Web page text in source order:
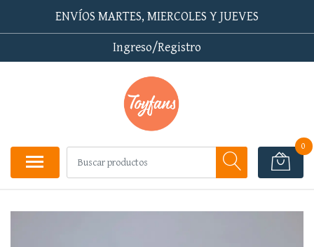
ENVÍOS MARTES, MIERCOLES Y JUEVES
Ingreso/Registro
0